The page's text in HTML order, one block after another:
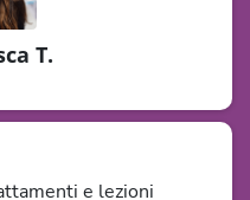
T.
e lezioni